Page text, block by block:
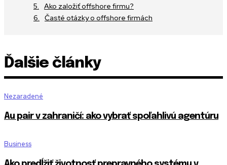
Ako založiť offshore firmu?
Časté otázky o offshore firmách
Ďalšie články
Nezaradené
Au pair v zahraničí: ako vybrať spoľahlivú agentúru
Business